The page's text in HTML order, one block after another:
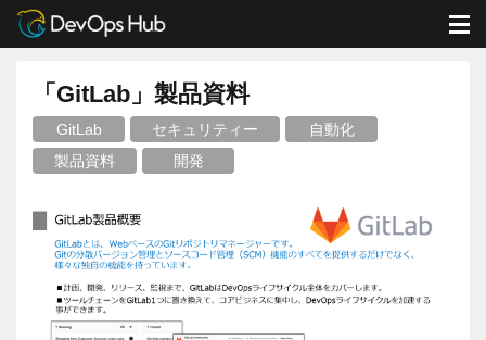
DevOps Hub 資料ダウンロード
「GitLab」製品資料
GitLab セキュリティー
自動化
製品資料
開発